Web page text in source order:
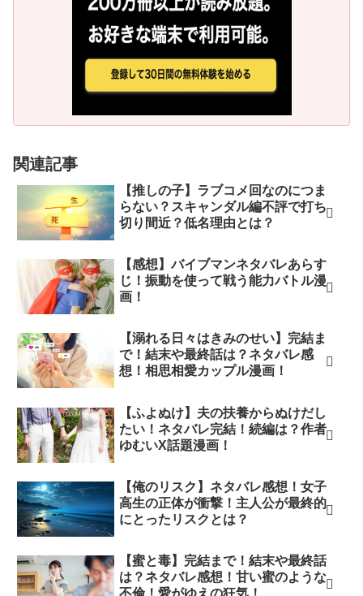
関連記事
【推しの子】ラブコメ回なのにつま
らない？スキャンダル編不評で打ち
切り間近？低名理由とは？
【感想】バイブマンネタバレあらす
じ！振動を使って戦う能力バトル漫
画！
【溺れる日々はきみのせい】完結ま
で！結末や最終話は？ネタバレ感
想！相思相愛カップル漫画！
【ふよぬけ】夫の扶養からぬけだし
たい！ネタバレ完結！続編は？作者
ゆむいX話題漫画！
【俺のリスク】ネタバレ感想！女子
高生の正体が衝撃！主人公が最終的
にとったリスクとは？
【蜜と毒】完結まで！結末や最終話
は？ネタバレ感想！甘い蜜のような